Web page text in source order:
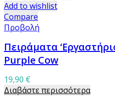
Add to wishlist
Compare
Προβολή
Πειράματα
Purple Cow
19,90 €
Διαβάστε περισσότερα